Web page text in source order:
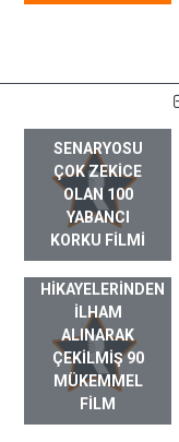
SENARYOSU
ÇOK ZEKICE
OLAN 100
YABANCI
KORKU FILMI
GERÇEK HAYAT
HIKAYELERINDEN
ILHAM
ALINARAK
ÇEKILMIŞ 90
MÜKEMMEL
FILM